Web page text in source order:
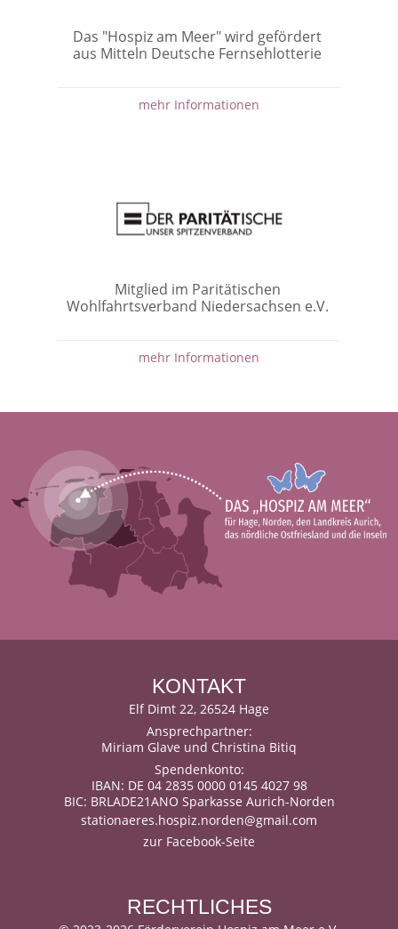
Das "Hospiz am Meer" wird gefördert
aus Mitteln Deutsche Fernsehlotterie
mehr Informationen
Mitglied im Paritätischen
Wohlfahrtsverband Niedersachsen e.V.
mehr Informationen
KONTAKT
Elf Dimt 22, 26524 Hage
Ansprechpartner:
Miriam Glave und Christina Bitiq
Spendenkonto:
IBAN: DE 04 2835 0000 0145 4027 98
BIC: BRLADE21ANO Sparkasse Aurich-Norden
stationaeres.hospiz.norden@gmail.com
zur Facebook-Seite
RECHTLICHES